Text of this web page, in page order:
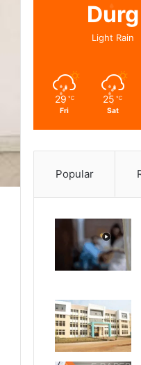
Durg
Light Rain
29 ℃
Fri
25 ℃
Sat
Popular